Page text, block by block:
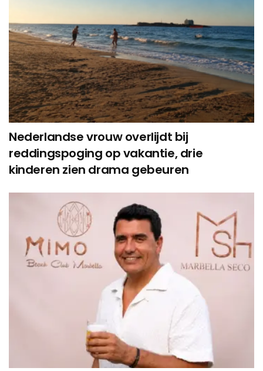
Nederlandse vrouw overlijdt bij
reddingspoging op vakantie, drie
kinderen zien drama gebeuren